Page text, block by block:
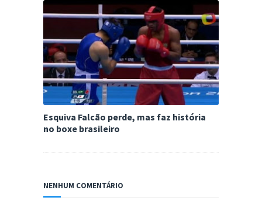
Esquiva Falcão perde, mas faz história
no boxe brasileiro
NENHUM COMENTÁRIO